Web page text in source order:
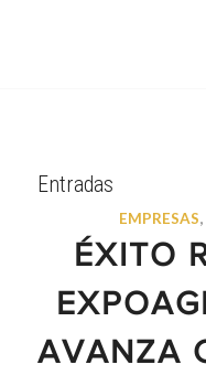
Entradas
EMPRESAS,
ÉXITO
AVANZA